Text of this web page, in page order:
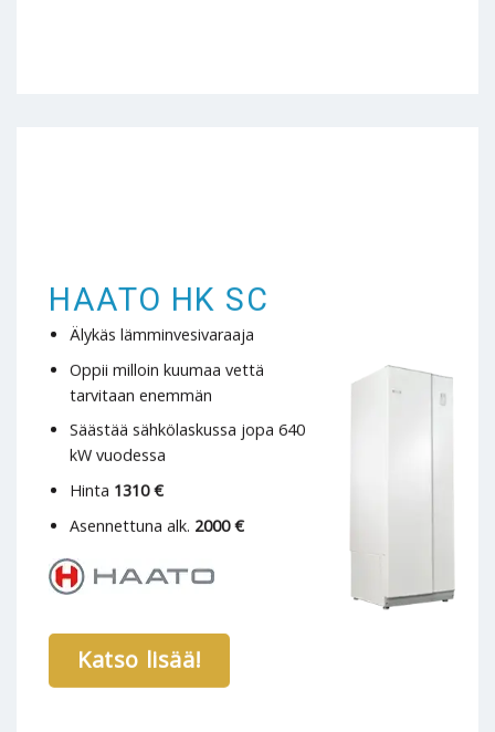
HAATO HK SC
Älykäs lämminvesivaraaja
Oppii milloin kuumaa vettä
tarvitaan enemmän
Säästää sähkölaskussa jopa 640
kW vuodessa
Hinta 1310 €
Asennettuna alk. 2000 €
Katso lisää!